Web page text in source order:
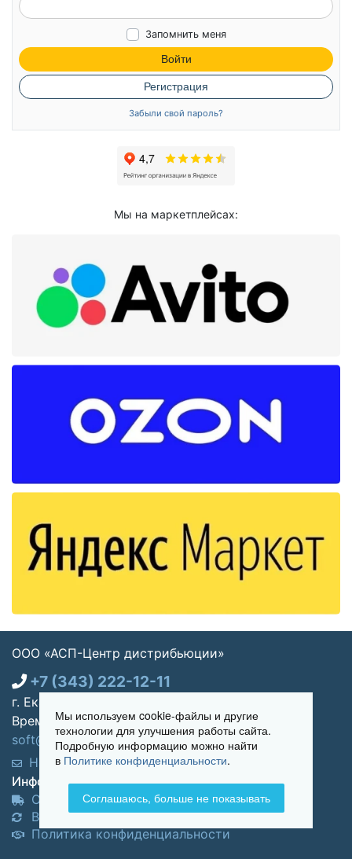
Запомнить меня
Войти
Регистрация
Забыли свой пароль?
Мы на маркетплейсах:
ООО «АСП-Центр дистрибьюции»
+7 (343) 222-12-11
г. Екатеринбург, ул. Щорса 7, офис 270
Время работы: Пн-пт 09:00 - 18:00
soft@asp-partners.ru
Написать нам
Обратный звонок
Информация для покупателей:
Оплата и доставка
Возврат и обмен товара
Политика конфиденциальности
Мы используем cookie-файлы и другие
технологии для улучшения работы сайта.
Подробную информацию можно найти
в Политике конфиденциальности.
Соглашаюсь, больше не показывать